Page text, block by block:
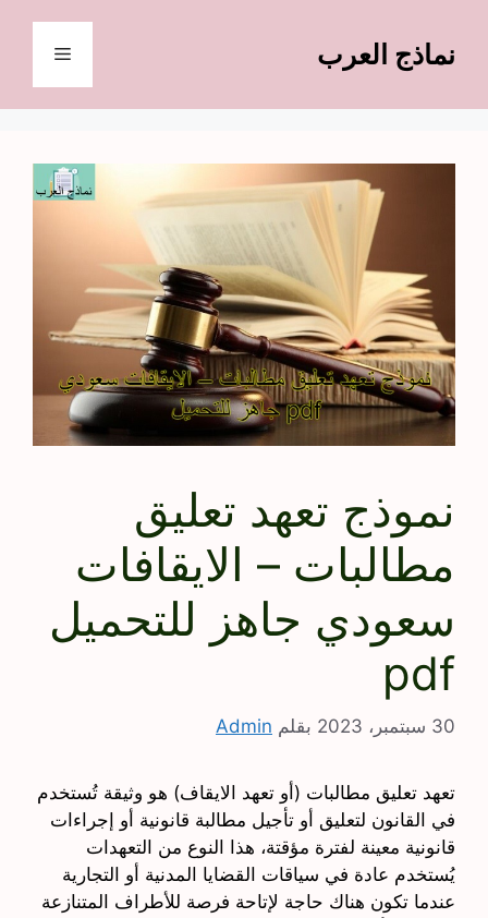
المحتوىنماذج العرب القائمة
نموذج تعهد تعليق
مطالبات – الايقافات
سعودي جاهز للتحميل
pdf
30 سبتمبر، 2023 بقلم Admin
تعهد تعليق مطالبات (أو تعهد الايقاف) هو وثيقة تُستخدم
في القانون لتعليق أو تأجيل مطالبة قانونية أو إجراءات
قانونية معينة لفترة مؤقتة، هذا النوع من التعهدات
يُستخدم عادة في سياقات القضايا المدنية أو التجارية
عندما تكون هناك حاجة لإتاحة فرصة للأطراف المتنازعة